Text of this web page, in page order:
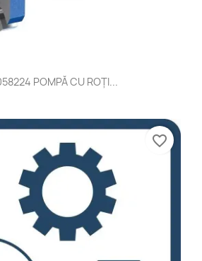
POMPĂ CU ROŢI...
favorite_border